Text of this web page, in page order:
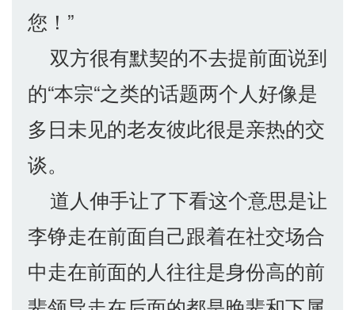
您！”
双方很有默契的不去提前面说到
的“本宗“之类的话题两个人好像是
多日未见的老友彼此很是亲热的交
谈。
道人伸手让了下看这个意思是让
李铮走在前面自己跟着在社交场合
中走在前面的人往往是身份高的前